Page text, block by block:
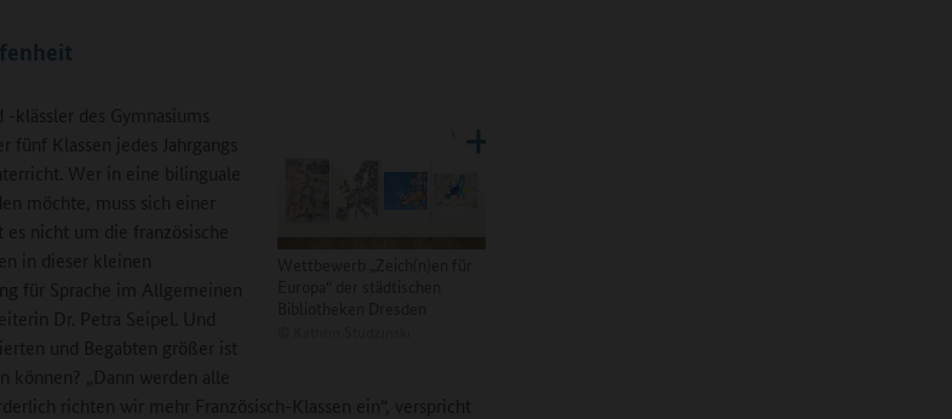
des Gymnasiums
fünf Klassen jedes Jahrgangs
Wer in eine bilinguale
möchte, muss sich einer
nicht um die französische
in dieser kleinen
für Sprache im Allgemeinen
Dr. Petra Seipel. Und
und Begabten größer ist
können? „Dann werden alle
richten wir mehr Französisch-Klassen ein“, verspricht